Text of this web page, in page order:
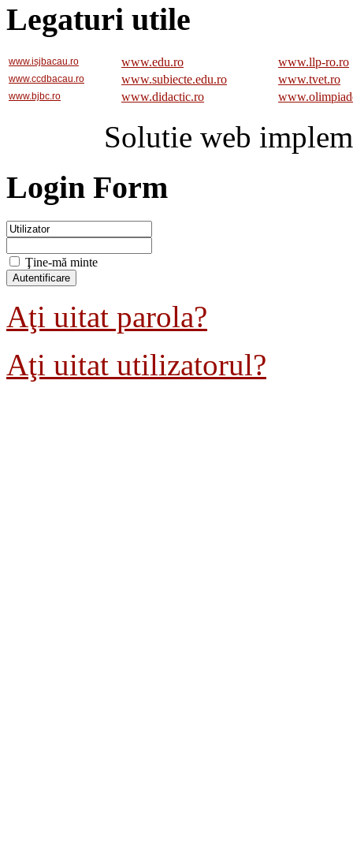
Legaturi utile
www.isjbacau.ro www.edu.ro www.llp-ro.ro
www.ccdbacau.ro www.subiecte.edu.ro www.tvet.ro
www.bjbc.ro www.didactic.ro
Solutie web
Login Form
Ţine-mă minte
Aţi uitat parola?
Aţi uitat utilizatorul?